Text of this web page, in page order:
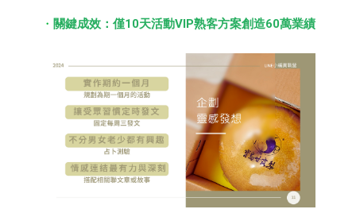
關鍵成效：僅10天活動VIP熟客方案創造60萬業績